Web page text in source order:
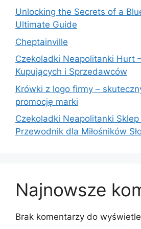
Unlocking the Secrets of a
Ultimate Guide
Cheptainville
Czekoladki Neapolitanki Hurt
Kupujących i Sprzedawców
Krówki z logo firmy –
promocję marki
Czekoladki Neapolitanki
Przewodnik dla Miłośników
Najnowsze
Brak komentarzy do